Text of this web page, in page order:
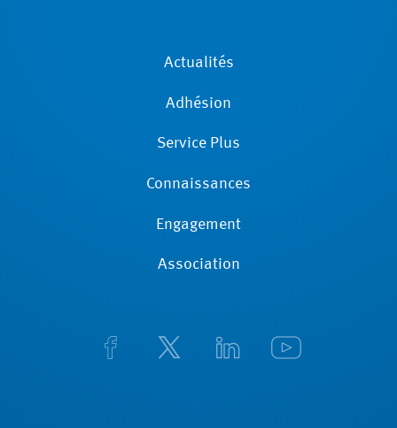
Actualités
Adhésion
Service Plus
Connaissances
Engagement
Association